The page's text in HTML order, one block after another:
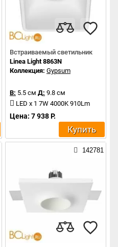
Встраиваемый светильник
Linea Light 8863N
Коллекция: Gypsum
В: 5.5 см Д: 9.8 см
LED x 1 7W 4000K 910Lm
Цена: 7 938 Р.
Купить
142781